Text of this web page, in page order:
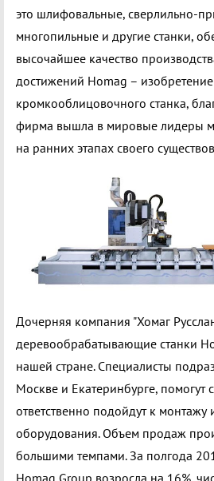
это шлифовальные, сверлильно-
многопильные и другие станки,
высочайшее качество
достижений Homag –
кромкооблицовочного станка,
фирма вышла в мировые лидеры
на ранних этапах своего
Дочерняя компания "Хомаг
деревообрабатывающие станки
нашей стране. Специалисты
Москве и Екатеринбурге, помогут
ответственно подойдут к монтажу
оборудования. Объем продаж
большими темпами. За полгода